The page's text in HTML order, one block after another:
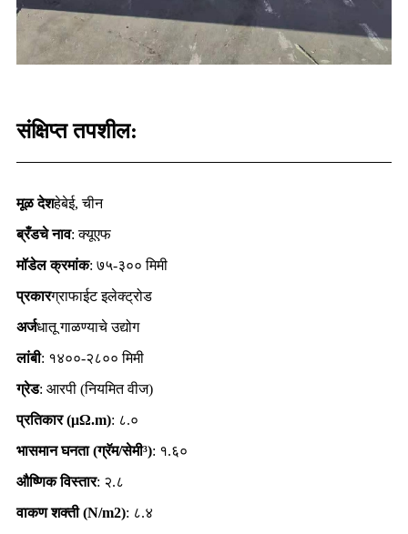
संक्षिप्त तपशील:
मूळ देशहेबेई, चीन
ब्रँडचे नाव: क्यूएफ
मॉडेल क्रमांक: ७५-३०० मिमी
प्रकारग्राफाईट इलेक्ट्रोड
अर्जधातू गाळण्याचे उद्योग
लांबी: १४००-२८०० मिमी
ग्रेड: आरपी (नियमित वीज)
प्रतिकार (μΩ.m): ८.०
भासमान घनता (ग्रॅम/सेमी³): १.६०
औष्णिक विस्तार: २.८
वाकण शक्ती (N/m2): ८.४